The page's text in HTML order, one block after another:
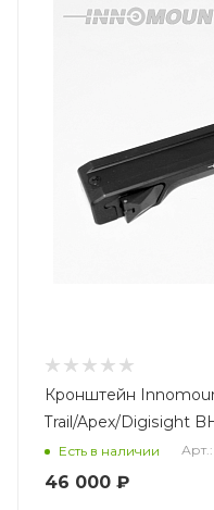
Кронштейн
Trail/Apex/Digisight
Есть в наличии
46 000 ₽